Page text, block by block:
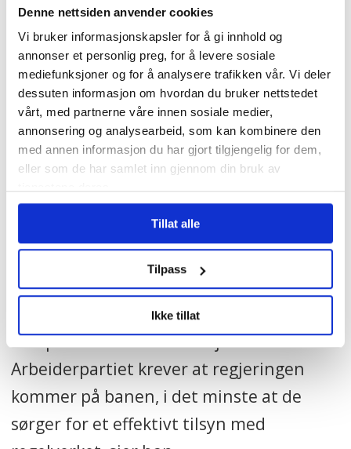
Denne nettsiden anvender cookies
Vi bruker informasjonskapsler for å gi innhold og
annonser et personlig preg, for å levere sosiale
mediefunksjoner og for å analysere trafikken vår. Vi deler
dessuten informasjon om hvordan du bruker nettstedet
vårt, med partnerne våre innen sosiale medier,
annonsering og analysearbeid, som kan kombinere den
med annen informasjon du har gjort tilgjengelig for dem,
eller som de har samlet inn gjennom din bruk av
Tillat alle
Tilpass
Ikke tillat
rettferdighet. Dette vil Arbeiderpartiet
bidra til gjennom å doble
fagforeningsfradraget, gi mer makt til
tillitsvalgte og gjeninnføre kollektiv
søksmålsrett. Arbeiderpartiet vil aldri
akseptere et arbeidsliv hvor
arbeidsgiverne får all makt og hvor
arbeidsfolk blir fritt vilt, sier Grande.
– Det som har kommet fram i denne
saken, og dessuten også i Aleris/Stendi-
saken, viser at det må ryddes opp i hele
den private velferdsbransjen.
Arbeiderpartiet krever at regjeringen
kommer på banen, i det minste at de
sørger for et effektivt tilsyn med